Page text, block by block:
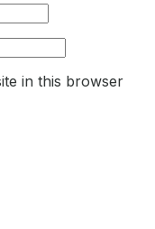
in this browser